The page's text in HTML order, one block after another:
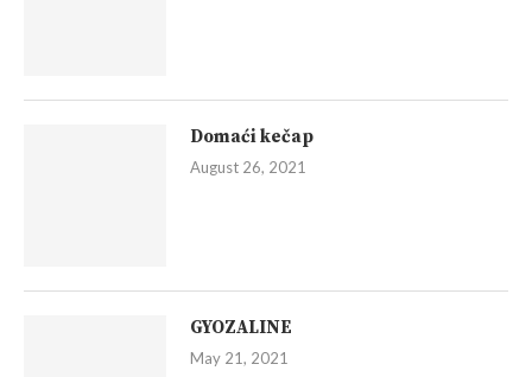
Domaći kečap
August 26, 2021
GYOZALINE
May 21, 2021